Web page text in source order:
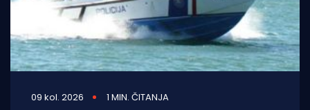
09 kol. 2026 1 MIN. ČITANJA